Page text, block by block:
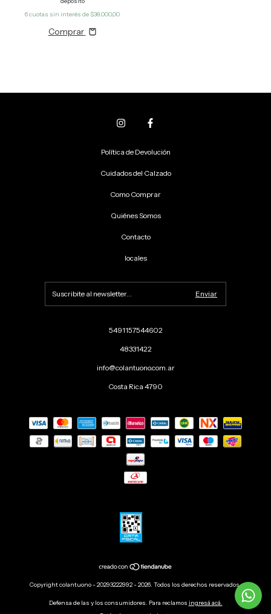
6cuotas sin interés de $38.000,00
Comprar
Política de Devolución
Cuidados del Calzado
Como Comprar
Quiénes Somos
Contacto
locales
5491157544602
48331422
info@colantuono.com.ar
Costa Rica 4790
Copyright colantuono - 20293222992 - 2026. Todos los derechos reservados.
Defensa de las y los consumidores. Para reclamos ingresá acá.